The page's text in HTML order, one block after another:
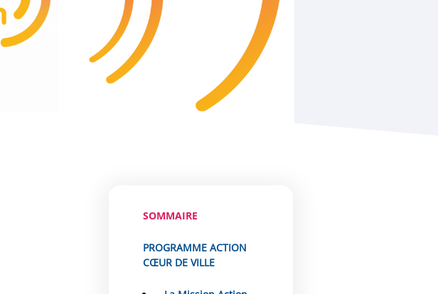
SOMMAIRE
PROGRAMME ACTION
CŒUR DE VILLE